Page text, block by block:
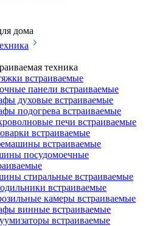
дома
техника
встраиваемые
панели встраиваемые
духовые встраиваемые
подогрева встраиваемые
печи встраиваемые
встраиваемые
встраиваемые
посудомоечные
стиральные встраиваемые
встраиваемые
камеры встраиваемые
винные встраиваемые
встраиваемые